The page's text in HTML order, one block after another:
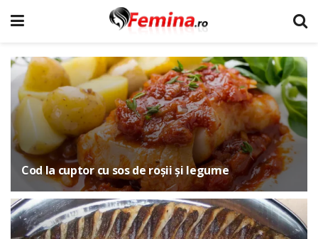
Cod la cuptor cu sos de roșii și legume